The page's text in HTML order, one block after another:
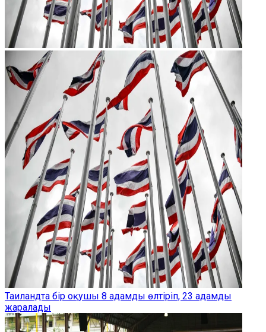
Таиландта бір оқушы 8 адамды өлтіріп, 23 адамды
жаралады